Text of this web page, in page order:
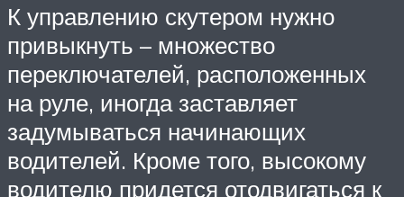
К управлению скутером нужно
привыкнуть – множество
переключателей, расположенных
на руле, иногда заставляет
задумываться начинающих
водителей. Кроме того, высокому
водителю придется отодвигаться к